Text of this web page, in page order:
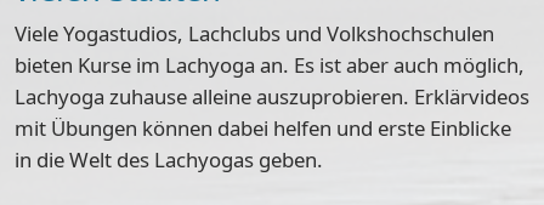
VieleYogastudios, Lachclubs und Volkshochschulen
bieten Kurse im Lachyoga an. Es ist aber auch möglich,
Lachyoga zuhause alleine auszuprobieren. Erklärvideos
mit Übungen können dabei helfen und erste Einblicke
in die Welt des Lachyogas geben.